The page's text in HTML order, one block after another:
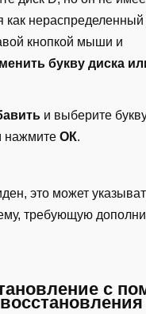
как нераспределенный
кнопкой мыши и
букву диска
и выберите
нажмите ОК.
это может
требующую
с